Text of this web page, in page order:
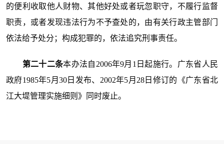
的便利收取他人财物、其他好处或者玩忽职守，不履行监督
职责，或者发现违法行为不予查处的，由有关行政主管部门
依法给予处分；构成犯罪的，依法追究刑事责任。
第二十二条本办法自2006年9月1日起施行。广东省人民
政府1985年5月30日发布、2002年5月28日修订的《广东省北
江大堤管理实施细则》同时废止。